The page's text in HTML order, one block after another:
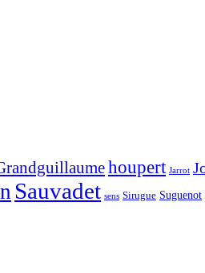
houpert Jarrot
Sauvadet sens Sirugue Suguenot